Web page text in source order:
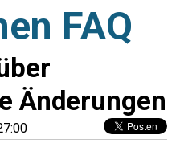
FAQ
Änderungen